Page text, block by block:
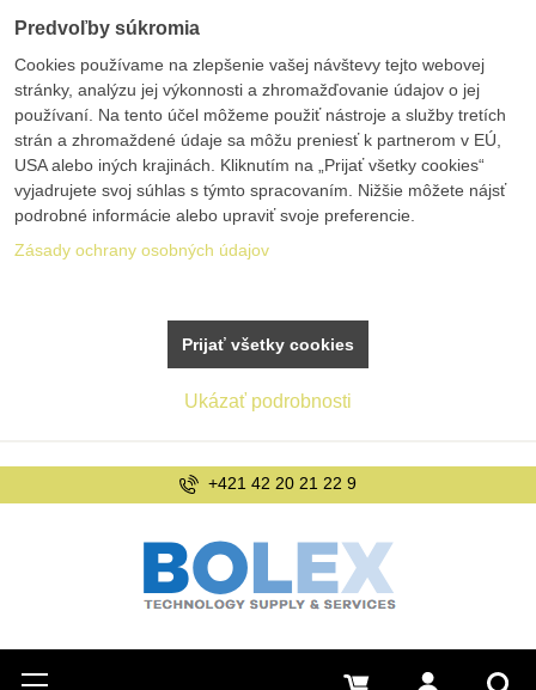
Predvoľby súkromia
Cookies používame na zlepšenie vašej návštevy tejto webovej
stránky, analýzu jej výkonnosti a zhromažďovanie údajov o jej
používaní. Na tento účel môžeme použiť nástroje a služby tretích
strán a zhromaždené údaje sa môžu preniesť k partnerom v EÚ,
USA alebo iných krajinách. Kliknutím na „Prijať všetky cookies“
vyjadrujete svoj súhlas s týmto spracovaním. Nižšie môžete nájsť
podrobné informácie alebo upraviť svoje preferencie.
Zásady ochrany osobných údajov
Ukázať podrobnosti
Prijať všetky cookies